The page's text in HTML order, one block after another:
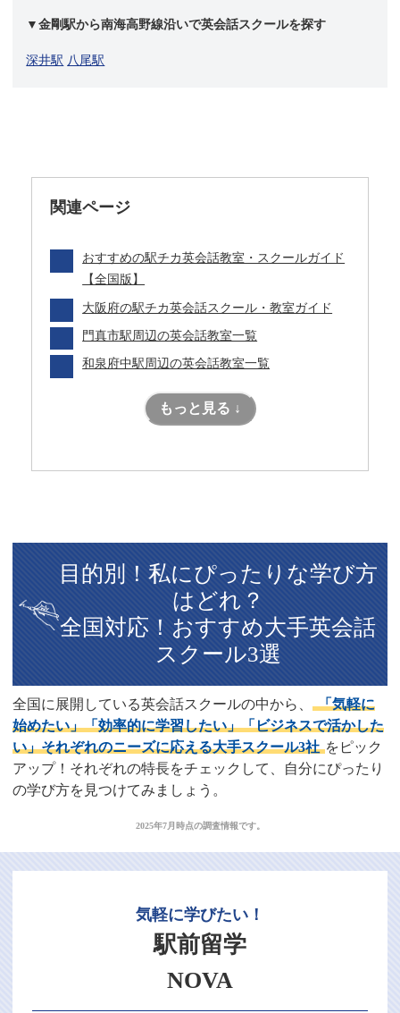
▼金剛駅から南海高野線沿いで英会話スクールを探す
深井駅 八尾駅
関連ページ
おすすめの駅チカ英会話教室・スクールガイド
【全国版】
大阪府の駅チカ英会話スクール・教室ガイド
門真市駅周辺の英会話教室一覧
和泉府中駅周辺の英会話教室一覧
もっと見る ↓
目的別！私にぴったりな学び方
はどれ？
全国対応！おすすめ大手英会話
スクール3選
全国に展開している英会話スクールの中から、 「気軽に
始めたい」「効率的に学習したい」「ビジネスで活かした
い」それぞれのニーズに応える大手スクール3社 をピック
アップ！それぞれの特長をチェックして、自分にぴったり
の学び方を見つけてみましょう。
2025年7月時点の調査情報です。
気軽に学びたい！
駅前留学
NOVA